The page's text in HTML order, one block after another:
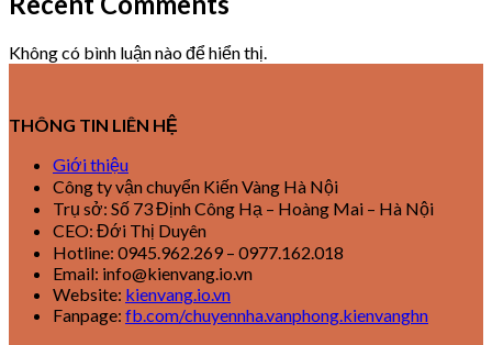
Không có bình luận nào để hiển thị.
THÔNG TIN LIÊN HỆ
Giới thiệu
Công ty vận chuyển Kiến Vàng Hà Nội
Trụ sở: Số 73 Định Công Hạ – Hoàng Mai – Hà Nội
CEO: Đới Thị Duyên
Hotline: 0945.962.269 – 0977.162.018
Email: info@kienvang.io.vn
Website: kienvang.io.vn
Fanpage: fb.com/chuyennha.vanphong.kienvanghn